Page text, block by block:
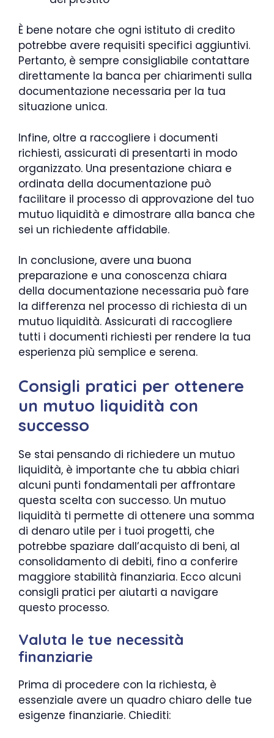
È bene notare che ogni istituto di credito
potrebbe avere requisiti specifici aggiuntivi.
Pertanto, è sempre consigliabile contattare
direttamente la banca per chiarimenti sulla
documentazione necessaria per la tua
situazione unica.
Infine, oltre a raccogliere i documenti
richiesti, assicurati di presentarti in modo
organizzato. Una presentazione chiara e
ordinata della documentazione può
facilitare il processo di approvazione del tuo
mutuo liquidità e dimostrare alla banca che
sei un richiedente affidabile.
In conclusione, avere una buona
preparazione e una conoscenza chiara
della documentazione necessaria può fare
la differenza nel processo di richiesta di un
mutuo liquidità. Assicurati di raccogliere
tutti i documenti richiesti per rendere la tua
esperienza più semplice e serena.
Consigli pratici per ottenere
un mutuo liquidità con
successo
Se stai pensando di richiedere un mutuo
liquidità, è importante che tu abbia chiari
alcuni punti fondamentali per affrontare
questa scelta con successo. Un mutuo
liquidità ti permette di ottenere una somma
di denaro utile per i tuoi progetti, che
potrebbe spaziare dall’acquisto di beni, al
consolidamento di debiti, fino a conferire
maggiore stabilità finanziaria. Ecco alcuni
consigli pratici per aiutarti a navigare
questo processo.
Valuta le tue necessità
finanziarie
Prima di procedere con la richiesta, è
essenziale avere un quadro chiaro delle tue
esigenze finanziarie. Chiediti: